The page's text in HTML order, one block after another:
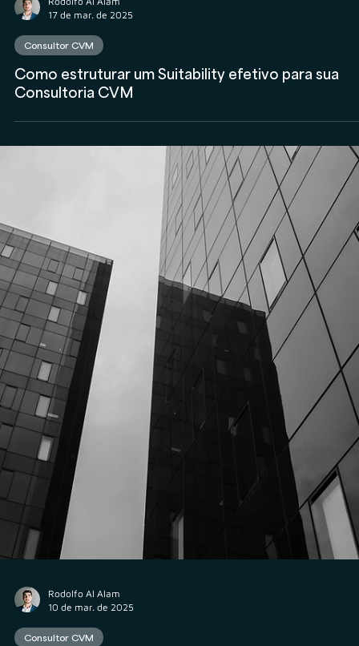
Rodolfo Al Alam
17 de mar. de 2025
Consultor CVM
Como estruturar um Suitability efetivo para sua